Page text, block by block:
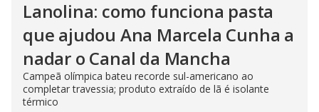
Lanolina: como funciona pasta
que ajudou Ana Marcela Cunha a
nadar o Canal da Mancha
Campeã olímpica bateu recorde sul-americano ao
completar travessia; produto extraído de lã é isolante
térmico